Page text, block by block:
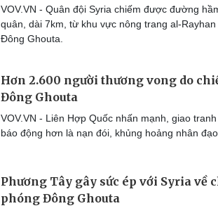
VOV.VN - Quân đội Syria chiếm được đường
quân, dài 7km, từ khu vực nông trang al-
Đông Ghouta.
Hơn 2.600 người thương vong do
Đông Ghouta
VOV.VN - Liên Hợp Quốc nhấn mạnh, giao
báo động hơn là nạn đói, khủng hoảng nhân đạo.
Phương Tây gây sức ép với Syria về
phóng Đông Ghouta